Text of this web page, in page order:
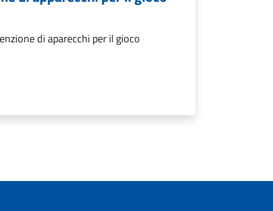
di aparecchi per il gioco